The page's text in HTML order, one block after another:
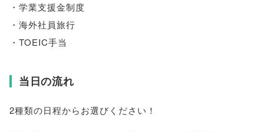
・学業支援金制度
・海外社員旅行
・TOEIC手当
当日の流れ
2種類の日程からお選びください！